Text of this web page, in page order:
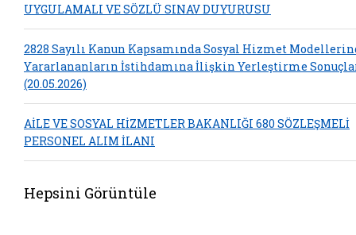
UYGULAMALI VE SÖZLÜ SINAV DUYURUSU
2828 Sayılı Kanun Kapsamında Sosyal Hizmet
Yararlananların İstihdamına İlişkin Yerleştirme
(20.05.2026)
AİLE VE SOSYAL HİZMETLER BAKANLIĞI 680 SÖZLEŞMELİ
PERSONEL ALIM İLANI
Hepsini Görüntüle